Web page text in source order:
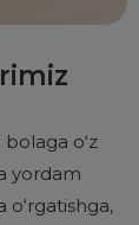
o‘z
yordam
o‘rgatishga,